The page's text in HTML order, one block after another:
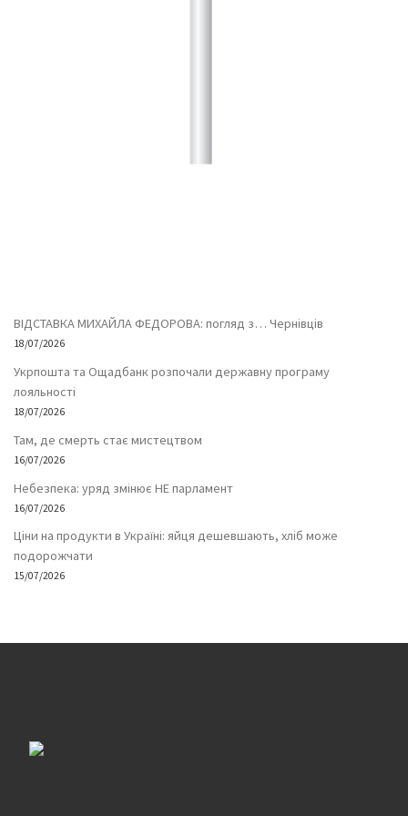
ВІДСТАВКА МИХАЙЛА ФЕДОРОВА: погляд з… Чернівців
18/07/2026
Укрпошта та Ощадбанк розпочали державну програму
лояльності
18/07/2026
Там, де смерть стає мистецтвом
16/07/2026
Небезпека: уряд змінює НЕ парламент
16/07/2026
Ціни на продукти в Україні: яйця дешевшають, хліб може
подорожчати
15/07/2026